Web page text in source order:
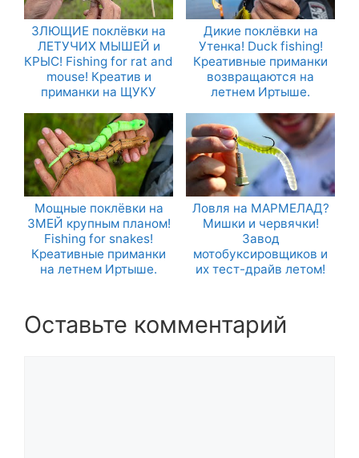
ЗЛЮЩИЕ поклёвки на
ЛЕТУЧИХ МЫШЕЙ и
КРЫС! Fishing for rat and
mouse! Креатив и
приманки на ЩУКУ
Дикие поклёвки на
Утенка! Duck fishing!
Креативные приманки
возвращаются на
летнем Иртыше.
Мощные поклёвки на
ЗМЕЙ крупным планом!
Fishing for snakes!
Креативные приманки
на летнем Иртыше.
Ловля на МАРМЕЛАД?
Мишки и червячки!
Завод
мотобуксировщиков и
их тест-драйв летом!
Оставьте комментарий